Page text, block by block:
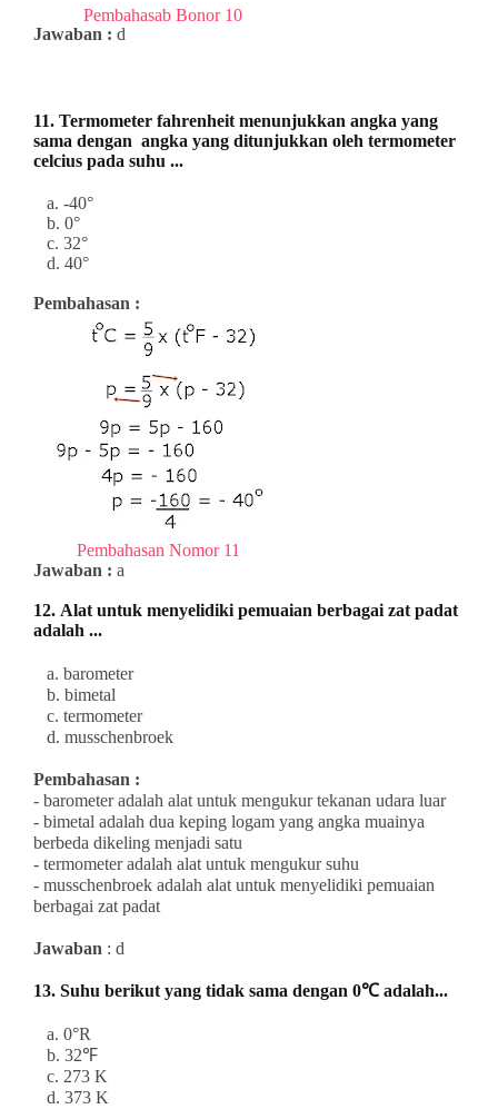
Pembahasab Bonor 10
Jawaban : d
11. Termometer fahrenheit menunjukkan angka yang
sama dengan angka yang ditunjukkan oleh termometer
celcius pada suhu ...
a. -40°
b. 0°
c. 32°
d. 40°
Pembahasan :
Pembahasan Nomor 11
Jawaban : a
12. Alat untuk menyelidiki pemuaian berbagai zat padat
adalah ...
a. barometer
b. bimetal
c. termometer
d. musschenbroek
Pembahasan :
- barometer adalah alat untuk mengukur tekanan udara luar
- bimetal adalah dua keping logam yang angka muainya
berbeda dikeling menjadi satu
- termometer adalah alat untuk mengukur suhu
- musschenbroek adalah alat untuk menyelidiki pemuaian
berbagai zat padat
Jawaban : d
13. Suhu berikut yang tidak sama dengan 0℃ adalah...
a. 0°R
b. 32℉
c. 273 K
d. 373 K